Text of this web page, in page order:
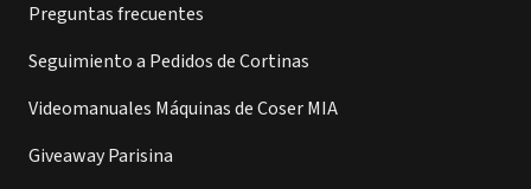
Preguntas frecuentes
Seguimiento a Pedidos de Cortinas
Videomanuales Máquinas de Coser MIA
Giveaway Parisina